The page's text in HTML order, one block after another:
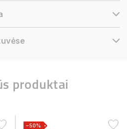
produktai
−50%